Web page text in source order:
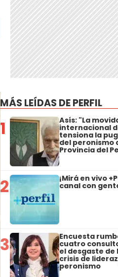
MÁS LEÍDAS DE PERFIL
1 Asís: "La
internacional
tensiona la
del peronismo
Provincia del
2 ¡Mirá en vivo
canal con
3 Encuesta
cuatro
el desgaste de
crisis de
peronismo